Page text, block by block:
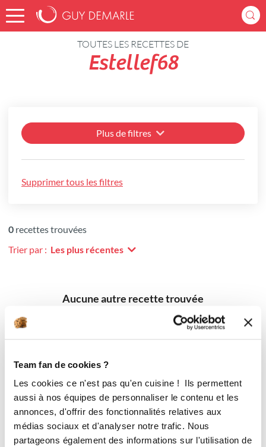
Team fan de cookies ?
Les cookies ce n'est pas qu'en cuisine ! Ils permettent
aussi à nos équipes de personnaliser le contenu et les
annonces, d'offrir des fonctionnalités relatives aux
médias sociaux et d'analyser notre trafic. Nous
partageons également des informations sur l'utilisation de
Accueil Recettes
TOUTES LES RECETTES DE
Estellef68
Plus de filtres
Supprimer tous les filtres
0 recettes trouvées
Trier par : Les plus récentes
Aucune autre recette trouvée